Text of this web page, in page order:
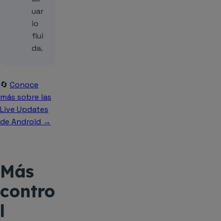
uar
io
flui
da.
🔄 Conoce
más sobre las
Live Updates
de Android →
Más
contro
l